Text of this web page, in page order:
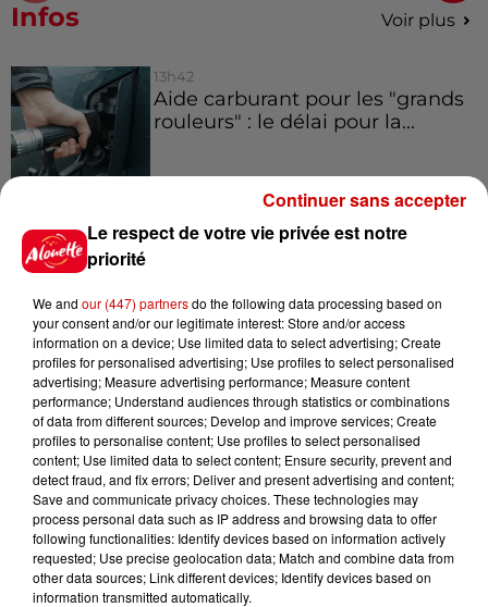
Infos Voir plus
13h42
Aide carburant pour les "grands
rouleurs" : le délai pour la...
Royan : elle tente d’écraser son
9h45
Cambriolages : plus de 18 000
logements visités en juillet 2026,
en...
7 août 2026
Pape Léon XIV en France : quel
est son programme ?
Le respect de votre vie privée est notre
priorité
We and our (447) partnersdo the following data processing based on
your consent and/or our legitimate interest: Store and/or access
information on a device; Use limited data to select advertising; Create
profiles for personalised advertising; Use profiles to select personalised
advertising; Measure advertising performance; Measure content
performance; Understand audiences through statistics or combinations
of data from different sources; Develop and improve services; Create
profiles to personalise content; Use profiles to select personalised
content; Use limited data to select content; Ensure security, prevent and
detect fraud, and fix errors; Deliver and present advertising and content;
Save and communicate privacy choices. These technologies may
process personal data such as IP address and browsing data to offer
following functionalities: Identify devices based on information actively
requested; Use precise geolocation data; Match and combine data from
other data sources; Link different devices; Identify devices based on
information transmitted automatically.
Continuer sans accepter